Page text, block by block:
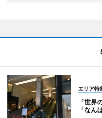
エリア特
「世界
「なん